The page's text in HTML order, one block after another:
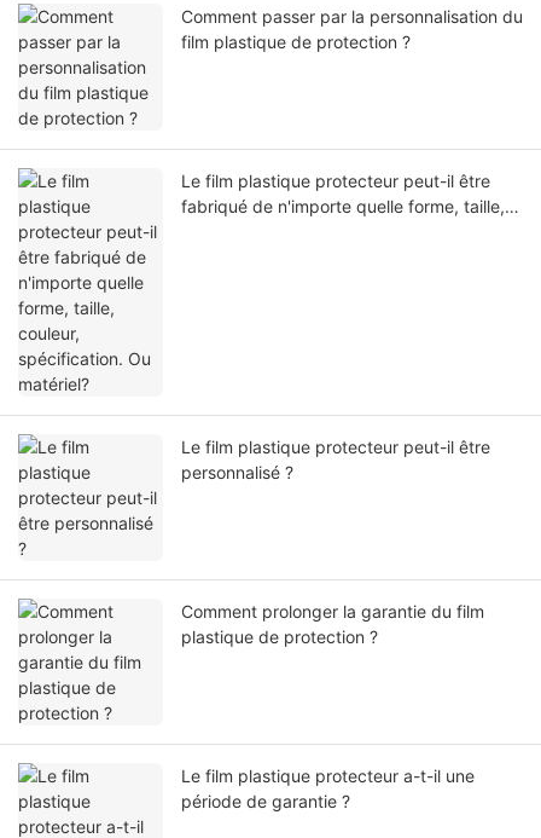
Comment passer par la personnalisation du
film plastique de protection ?
Le film plastique protecteur peut-il être
fabriqué de n'importe quelle forme, taille,
Le film plastique protecteur peut-il être
personnalisé ?
Comment prolonger la garantie du film
plastique de protection ?
Le film plastique protecteur a-t-il une
période de garantie ?